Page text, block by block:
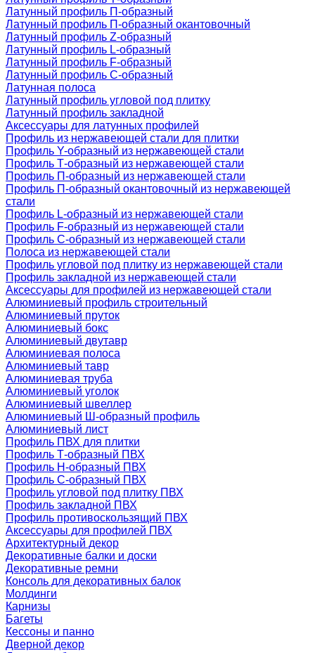
Латунный профиль П-образный
Латунный профиль П-образный окантовочный
Латунный профиль Z-образный
Латунный профиль L-образный
Латунный профиль F-образный
Латунный профиль C-образный
Латунная полоса
Латунный профиль угловой под плитку
Латунный профиль закладной
Аксессуары для латунных профилей
Профиль из нержавеющей стали для плитки
Профиль Y-образный из нержавеющей стали
Профиль Т-образный из нержавеющей стали
Профиль П-образный из нержавеющей стали
Профиль П-образный окантовочный из нержавеющей
стали
Профиль L-образный из нержавеющей стали
Профиль F-образный из нержавеющей стали
Профиль C-образный из нержавеющей стали
Полоса из нержавеющей стали
Профиль угловой под плитку из нержавеющей стали
Профиль закладной из нержавеющей стали
Аксессуары для профилей из нержавеющей стали
Алюминиевый профиль строительный
Алюминиевый пруток
Алюминиевый бокс
Алюминиевый двутавр
Алюминиевая полоса
Алюминиевый тавр
Алюминиевая труба
Алюминиевый уголок
Алюминиевый швеллер
Алюминиевый Ш-образный профиль
Алюминиевый лист
Профиль ПВХ для плитки
Профиль Т-образный ПВХ
Профиль H-образный ПВХ
Профиль C-образный ПВХ
Профиль угловой под плитку ПВХ
Профиль закладной ПВХ
Профиль противоскользящий ПВХ
Аксессуары для профилей ПВХ
Архитектурный декор
Декоративные балки и доски
Декоративные ремни
Консоль для декоративных балок
Молдинги
Карнизы
Багеты
Кессоны и панно
Дверной декор